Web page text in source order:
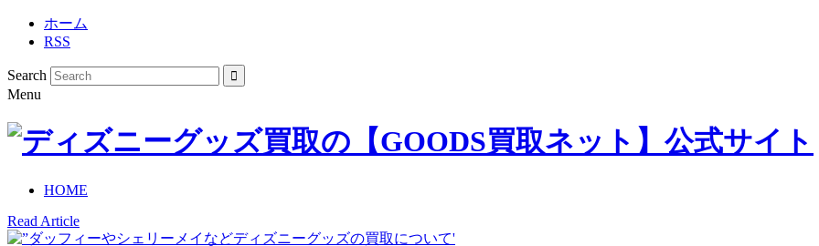
ホーム
RSS
Search
Menu
HOME
Read Article